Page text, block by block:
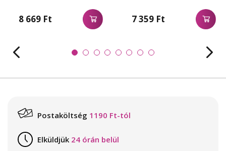
8 669 Ft 7 359 Ft
Postaköltség 1190 Ft-tól
Elküldjük 24 órán belül